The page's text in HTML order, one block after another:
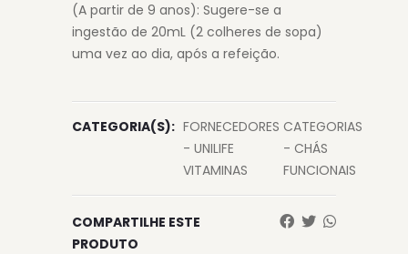
(A partir de 9 anos): Sugere-se a
ingestão de 20mL (2 colheres de sopa)
uma vez ao dia, após a refeição.
CATEGORIA(S): FORNECEDORES
- UNILIFE
VITAMINAS
CATEGORIAS
- CHÁS
FUNCIONAIS
COMPARTILHE ESTE
PRODUTO